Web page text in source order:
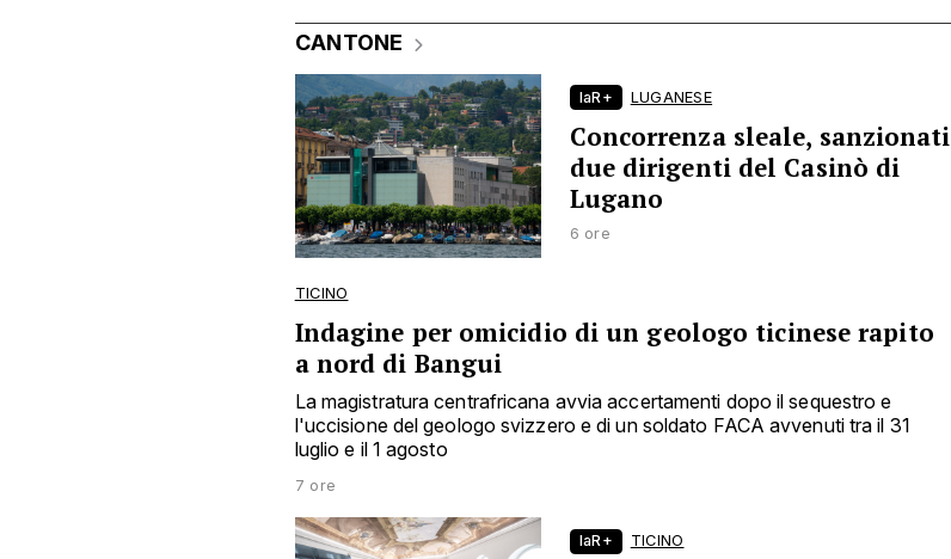
CANTONE
laR+ LUGANESE
Concorrenza sleale, sanzionati
due dirigenti del Casinò di
Lugano
6 ore
TICINO
Indagine per omicidio di un geologo ticinese rapito
a nord di Bangui
La magistratura centrafricana avvia accertamenti dopo il sequestro e
l'uccisione del geologo svizzero e di un soldato FACA avvenuti tra il 31
luglio e il 1 agosto
7 ore
laR+ TICINO